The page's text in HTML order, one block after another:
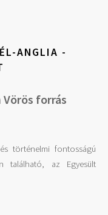
ANGLIA -
forrás
történelmi fontosságú
található, az Egyesült